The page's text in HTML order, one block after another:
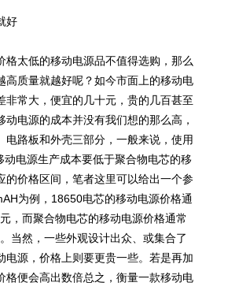
好
太低的移动电源品不值得选购，那么
高质量就越好呢？如今市面上的移动电
非常大，便宜的几十元，贵的几百甚至
动电源的成本并没有我们想的那么高，
电路板和外壳三部分，一般来说，使用
动电源生产成本要低于聚合物电芯的移
的价格区间，笔者这里可以给出一个参
为例，18650电芯的移动电源价格通
，而聚合物电芯的移动电源价格通常
当然，一些外观设计出众、或集合了
电源，价格上则要更贵一些。若是再加
格便会高出数倍总之，衡量一款移动电